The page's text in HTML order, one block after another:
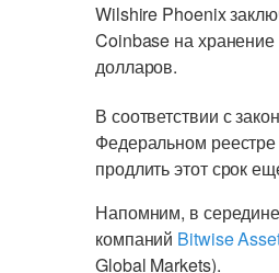
Wilshire Phoenix
Coinbase на хранение
долларов.
В соответствии с
Федеральном
продлить этот срок
Напомним, в
компаний Bitwise
Global Markets).